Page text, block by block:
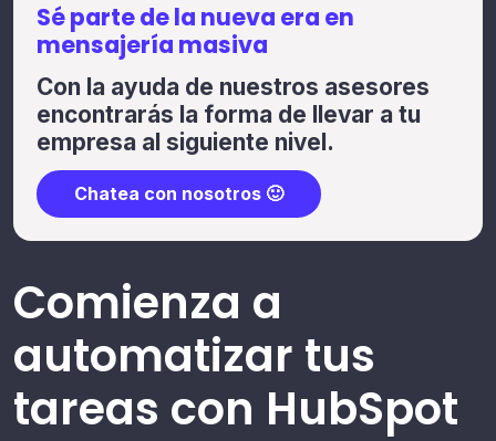
Sé parte de la nueva era en
mensajería masiva
Con la ayuda de nuestros asesores
encontrarás la forma de llevar a tu
empresa al siguiente nivel.
Chatea con nosotros 🙂
Comienza a
automatizar tus
tareas con HubSpot